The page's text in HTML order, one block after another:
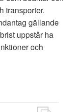
transporter.
gällande
uppstår ha
och